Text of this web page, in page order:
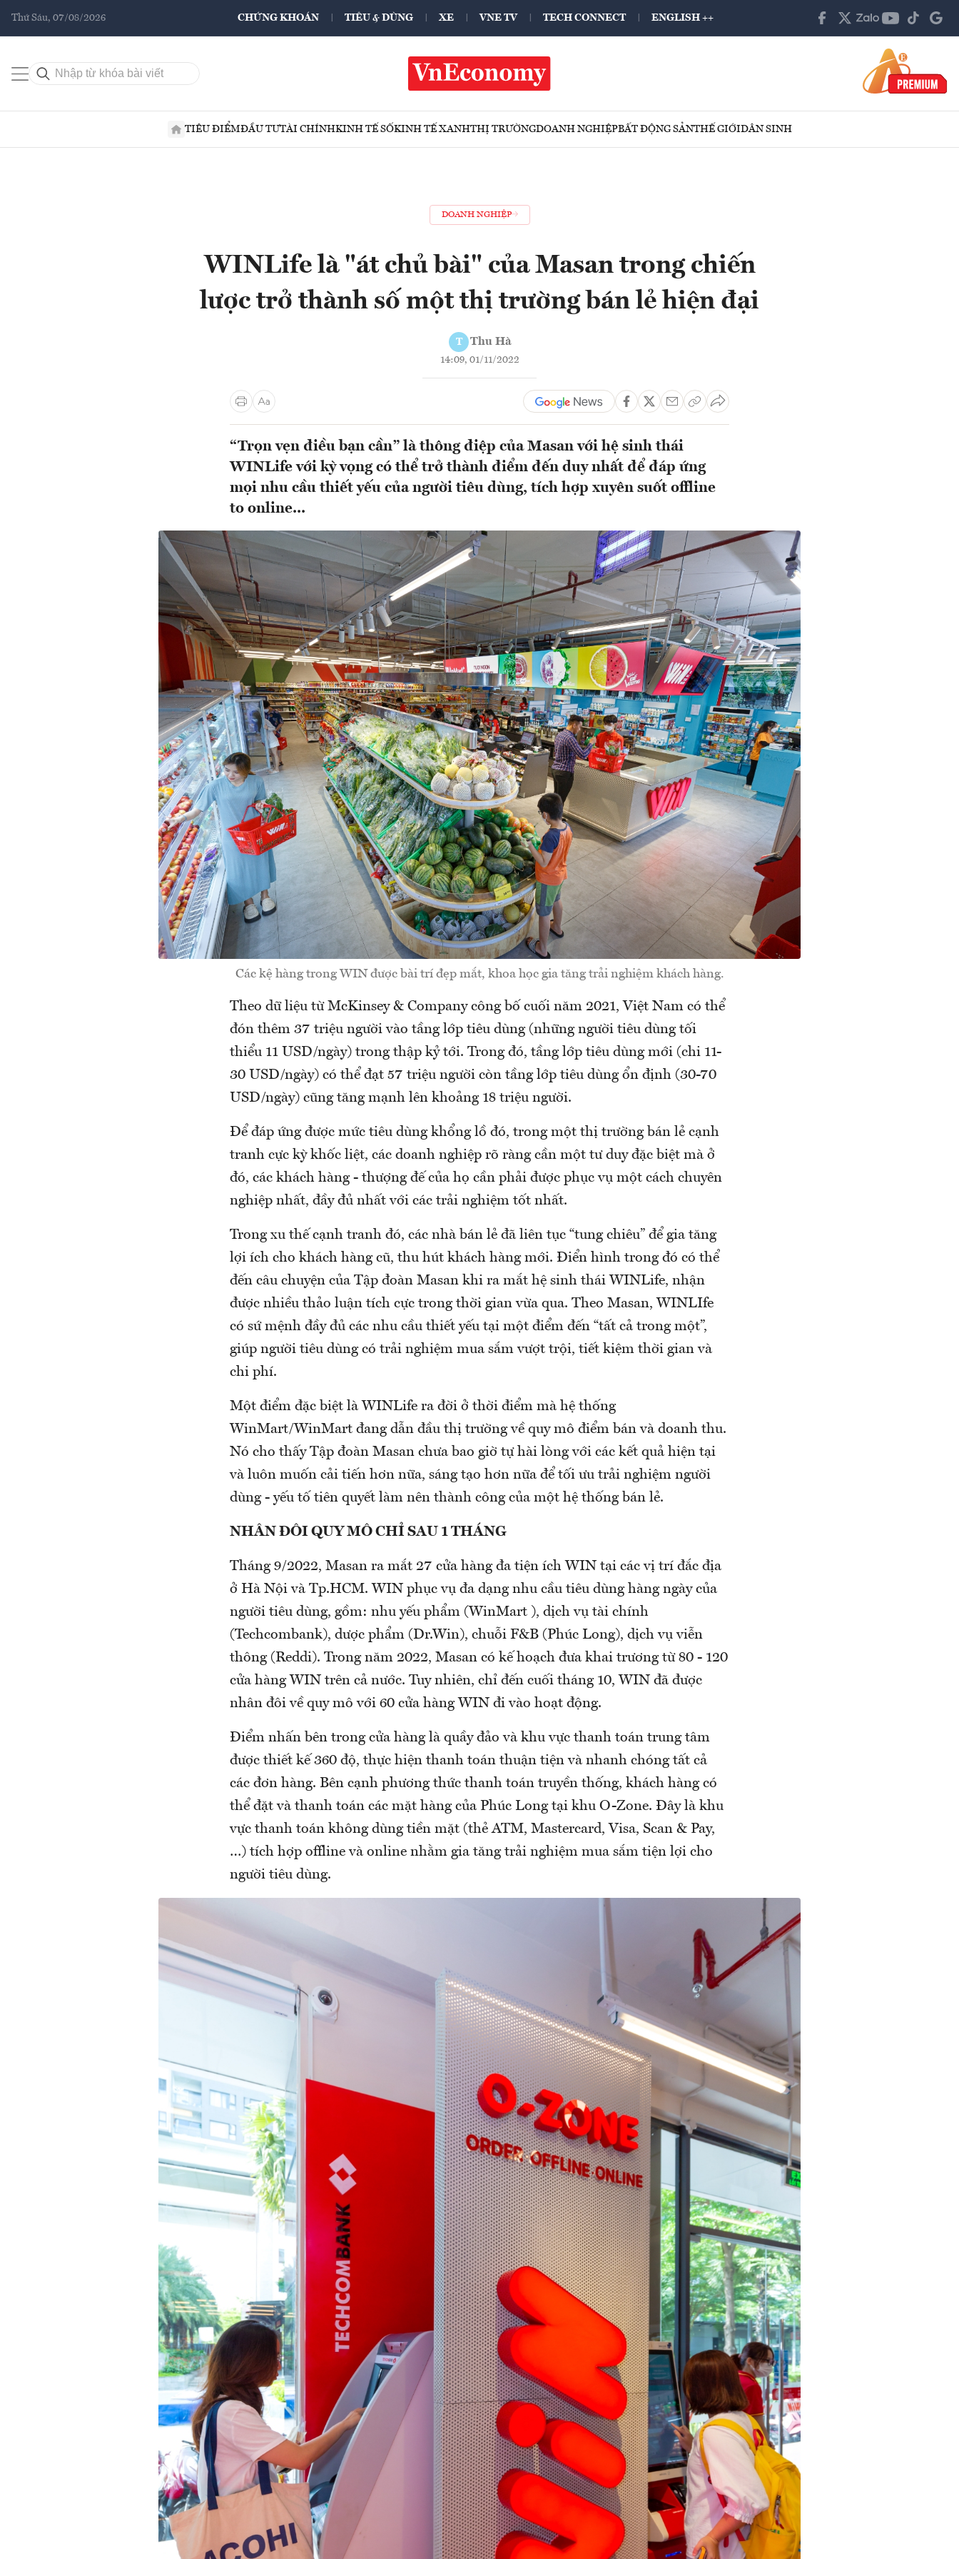
Thứ Sáu, 07/08/2026 CHỨNG KHOÁN TIÊU & DÙNG XE VNE TV TECH CONNECT ENGLISH ++
TIÊU ĐIỂMĐẦU TƯTÀI CHÍNHKINH TẾ SỐKINH TẾ XANHTHỊ TRƯỜNGDOANH NGHIỆPBẤT ĐỘNG SẢNTHẾ GIỚIDÂN SINH
DOANH NGHIỆP
WINLife là "át chủ bài" của Masan trong chiến
lược trở thành số một thị trường bán lẻ hiện đại
T Thu Hà
14:09, 01/11/2022
“Trọn vẹn điều bạn cần” là thông điệp của Masan với hệ sinh thái
WINLife với kỳ vọng có thể trở thành điểm đến duy nhất để đáp ứng
mọi nhu cầu thiết yếu của người tiêu dùng, tích hợp xuyên suốt offline
to online...
Các kệ hàng trong WIN được bài trí đẹp mắt, khoa học gia tăng trải nghiệm khách hàng.
Theo dữ liệu từ McKinsey & Company công bố cuối năm 2021, Việt Nam có thể
đón thêm 37 triệu người vào tầng lớp tiêu dùng (những người tiêu dùng tối
thiểu 11 USD/ngày) trong thập kỷ tới. Trong đó, tầng lớp tiêu dùng mới (chi 11-
30 USD/ngày) có thể đạt 57 triệu người còn tầng lớp tiêu dùng ổn định (30-70
USD/ngày) cũng tăng mạnh lên khoảng 18 triệu người.
Để đáp ứng được mức tiêu dùng khổng lồ đó, trong một thị trường bán lẻ cạnh
tranh cực kỳ khốc liệt, các doanh nghiệp rõ ràng cần một tư duy đặc biệt mà ở
đó, các khách hàng - thượng đế của họ cần phải được phục vụ một cách chuyên
nghiệp nhất, đầy đủ nhất với các trải nghiệm tốt nhất.
Trong xu thế cạnh tranh đó, các nhà bán lẻ đã liên tục “tung chiêu” để gia tăng
lợi ích cho khách hàng cũ, thu hút khách hàng mới. Điển hình trong đó có thể
đến câu chuyện của Tập đoàn Masan khi ra mắt hệ sinh thái WINLife, nhận
được nhiều thảo luận tích cực trong thời gian vừa qua. Theo Masan, WINLIfe
có sứ mệnh đầy đủ các nhu cầu thiết yếu tại một điểm đến “tất cả trong một”,
giúp người tiêu dùng có trải nghiệm mua sắm vượt trội, tiết kiệm thời gian và
chi phí.
Một điểm đặc biệt là WINLife ra đời ở thời điểm mà hệ thống
WinMart/WinMart đang dẫn đầu thị trường về quy mô điểm bán và doanh thu.
Nó cho thấy Tập đoàn Masan chưa bao giờ tự hài lòng với các kết quả hiện tại
và luôn muốn cải tiến hơn nữa, sáng tạo hơn nữa để tối ưu trải nghiệm người
dùng - yếu tố tiên quyết làm nên thành công của một hệ thống bán lẻ.
NHÂN ĐÔI QUY MÔ CHỈ SAU 1 THÁNG
Tháng 9/2022, Masan ra mắt 27 cửa hàng đa tiện ích WIN tại các vị trí đắc địa
ở Hà Nội và Tp.HCM. WIN phục vụ đa dạng nhu cầu tiêu dùng hàng ngày của
người tiêu dùng, gồm: nhu yếu phẩm (WinMart ), dịch vụ tài chính
(Techcombank), dược phẩm (Dr.Win), chuỗi F&B (Phúc Long), dịch vụ viễn
thông (Reddi). Trong năm 2022, Masan có kế hoạch đưa khai trương từ 80 - 120
cửa hàng WIN trên cả nước. Tuy nhiên, chỉ đến cuối tháng 10, WIN đã được
nhân đôi về quy mô với 60 cửa hàng WIN đi vào hoạt động.
Điểm nhấn bên trong cửa hàng là quầy đảo và khu vực thanh toán trung tâm
được thiết kế 360 độ, thực hiện thanh toán thuận tiện và nhanh chóng tất cả
các đơn hàng. Bên cạnh phương thức thanh toán truyền thống, khách hàng có
thể đặt và thanh toán các mặt hàng của Phúc Long tại khu O-Zone. Đây là khu
vực thanh toán không dùng tiền mặt (thẻ ATM, Mastercard, Visa, Scan & Pay,
…) tích hợp offline và online nhằm gia tăng trải nghiệm mua sắm tiện lợi cho
người tiêu dùng.